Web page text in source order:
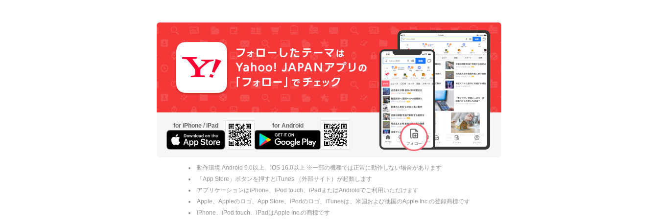
for iPhone / iPad for Android
動作環境 Android 9.0以上、iOS 16.0以上 ※一部の機種では正常に動作しない場合があります
「App Store」ボタンを押すとiTunes （外部サイト）が起動します
アプリケーションはiPhone、iPod touch、iPadまたはAndroidでご利用いただけます
Apple、Appleのロゴ、App Store、iPodのロゴ、iTunesは、米国および他国のApple Inc.の登録商標です
iPhone、iPod touch、iPadはApple Inc.の商標です